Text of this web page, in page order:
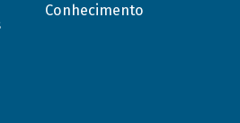
Conhecimento